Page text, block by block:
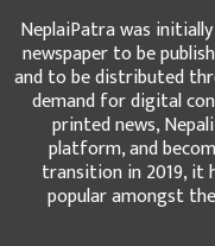
NeplaiPatra was
newspaper to be
and to be distributed
demand for digital
printed news,
platform, and
transition in 2019, it
popular amongst